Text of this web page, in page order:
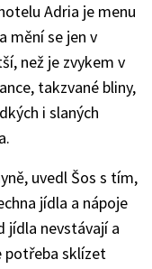
Adria je menu
mění se jen v
než je zvykem v
takzvané bliny,
i slaných
uvedl Šos s tím,
jídla a nápoje
jídla nevstávají a
potřeba sklízet